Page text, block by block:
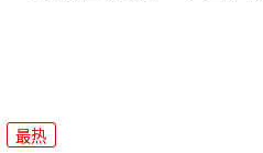
最热